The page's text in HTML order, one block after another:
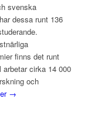
svenska
dessa runt 136
finns det runt
arbetar cirka 14 000
och
→